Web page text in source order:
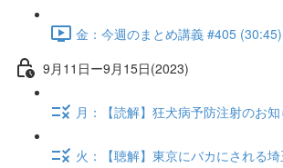
金：今週のまとめ講義 #405 (30:45)
9月11日ー9月15日(2023)
月：【読解】狂犬病予防注射のお
火：【聴解】東京にバカにされる